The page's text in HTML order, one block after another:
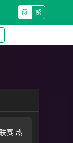
简 繁
赛 热